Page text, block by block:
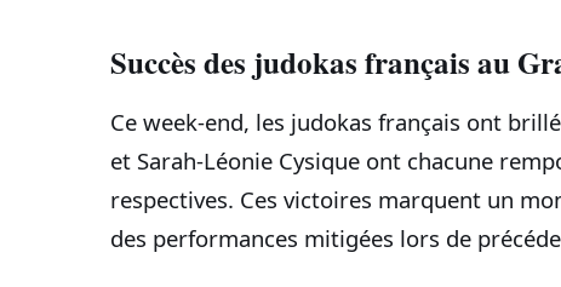
Succès des judokas français au
Ce week-end, les judokas français ont
et Sarah-Léonie Cysique ont chacune
respectives. Ces victoires marquent un
des performances mitigées lors de